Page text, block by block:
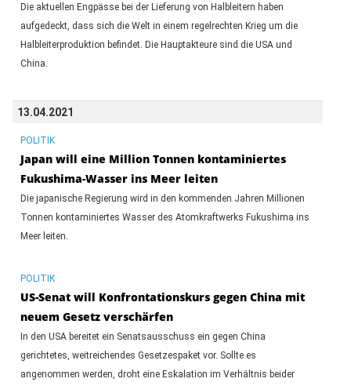
Die aktuellen Engpässe bei der Lieferung von Halbleitern haben
aufgedeckt, dass sich die Welt in einem regelrechten Krieg um die
Halbleiterproduktion befindet. Die Hauptakteure sind die USA und
China.
13.04.2021
POLITIK
Japan will eine Million Tonnen kontaminiertes
Fukushima-Wasser ins Meer leiten
Die japanische Regierung wird in den kommenden Jahren Millionen
Tonnen kontaminiertes Wasser des Atomkraftwerks Fukushima ins
Meer leiten.
POLITIK
US-Senat will Konfrontationskurs gegen China mit
neuem Gesetz verschärfen
In den USA bereitet ein Senatsausschuss ein gegen China
gerichtetes, weitreichendes Gesetzespaket vor. Sollte es
angenommen werden, droht eine Eskalation im Verhältnis beider